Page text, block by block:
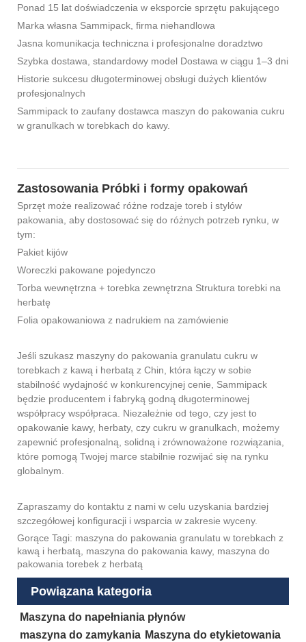
Ponad 15 lat doświadczenia w eksporcie sprzętu pakującego
Marka własna Sammipack, firma niehandlowa
Jasna komunikacja techniczna i profesjonalne doradztwo
Szybka dostawa, standardowy model Dostawa w ciągu 1–3 dni
Historie sukcesu długoterminowej obsługi dużych klientów
profesjonalnych
Sammipack to zaufany dostawca maszyn do pakowania cukru
w ​​granulkach w torebkach do kawy.
Zastosowania Próbki i formy opakowań
Sprzęt może realizować różne rodzaje toreb i stylów
pakowania, aby dostosować się do różnych potrzeb rynku, w
tym:
Pakiet kijów
Woreczki pakowane pojedynczo
Torba wewnętrzna + torebka zewnętrzna Struktura torebki na
herbatę
Folia opakowaniowa z nadrukiem na zamówienie
Jeśli szukasz maszyny do pakowania granulatu cukru w
torebkach z kawą i herbatą z Chin, która łączy w sobie
stabilność wydajność w konkurencyjnej cenie, Sammipack
będzie producentem i fabryką godną długoterminowej
współpracy współpraca. Niezależnie od tego, czy jest to
opakowanie kawy, herbaty, czy cukru w granulkach, możemy
zapewnić profesjonalną, solidną i zrównoważone rozwiązania,
które pomogą Twojej marce stabilnie rozwijać się na rynku
globalnym.
Zapraszamy do kontaktu z nami w celu uzyskania bardziej
szczegółowej konfiguracji i wsparcia w zakresie wyceny.
Gorące Tagi: maszyna do pakowania granulatu w torebkach z
kawą i herbatą, maszyna do pakowania kawy, maszyna do
pakowania torebek z herbatą
Powiązana kategoria
Maszyna do napełniania płynów
maszyna do zamykania Maszyna do etykietowania